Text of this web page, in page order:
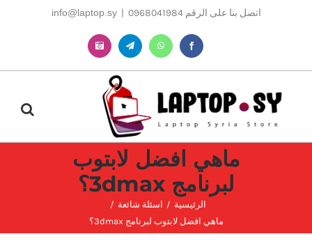
اتصل بنا على الرقم 0968041984 |
info@laptop.sy
Facebook
WhatsApp
Telegram
Instagram
ماهي افضل لابتوب
لبرنامج 3dmax؟
الرئيسية
اسئلة شائعة
ماهي افضل لابتوب لبرنامج 3dmax؟